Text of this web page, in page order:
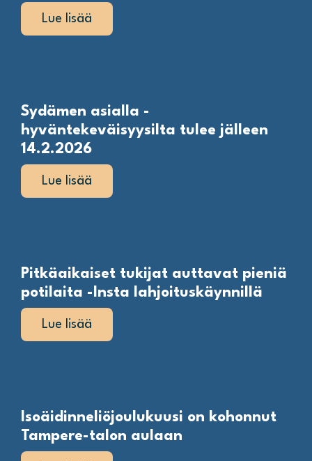
Lue lisää
Sydämen asialla -
hyväntekeväisyysilta tulee jälleen
14.2.2026
Lue lisää
Pitkäaikaiset tukijat auttavat pieniä
potilaita -Insta lahjoituskäynnillä
Lue lisää
Isoäidinneliöjoulukuusi on kohonnut
Tampere-talon aulaan